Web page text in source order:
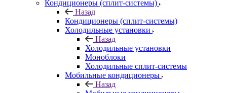
Кондиционеры (сплит-системы)
Назад
Кондиционеры (сплит-системы)
Холодильные установки
Назад
Холодильные установки
Моноблоки
Холодильные сплит-системы
Мобильные кондиционеры
Назад